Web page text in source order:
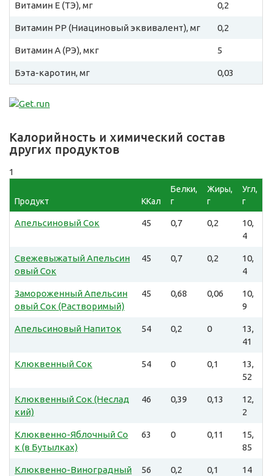
Витамин E (ТЭ), мг 0,2
Витамин PP (Ниациновый эквивалент), мг 0,2
Витамин A (РЭ), мкг 5
Бэта-каротин, мг 0,03
Калорийность и химический состав
других продуктов
1
Продукт ККал
Белки,
г
Жиры,
г
Угл,
г
Апельсиновый Сок 45 0,7 0,2
10,
4
Свежевыжатый Апельсин
овый Сок
45 0,7 0,2
10,
4
Замороженный Апельсин
овый Сок (Растворимый)
45 0,68 0,06
10,
9
Апельсиновый Напиток 54 0,2 0
13,
41
Клюквенный Сок 54 0 0,1
13,
52
Клюквенный Сок (Неслад
кий)
46 0,39 0,13
12,
2
Клюквенно-Яблочный Со
к (в Бутылках)
63 0 0,11
15,
85
Клюквенно-Виноградный
56 0,2 0,1 14